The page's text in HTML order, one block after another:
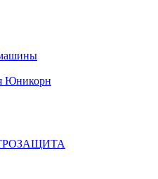
Юникорн